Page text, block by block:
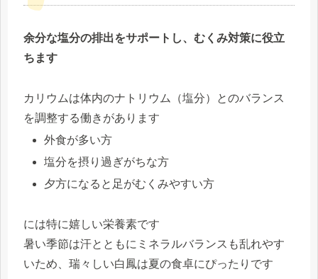
余分な塩分の排出をサポートし、むくみ対策に役立
ちます
カリウムは体内のナトリウム（塩分）とのバランス
を調整する働きがあります
外食が多い方
塩分を摂り過ぎがちな方
夕方になると足がむくみやすい方
には特に嬉しい栄養素です
暑い季節は汗とともにミネラルバランスも乱れやす
いため、瑞々しい白鳳は夏の食卓にぴったりです